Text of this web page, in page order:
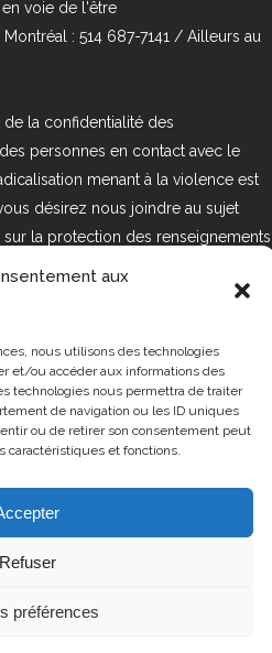
aux
nous utilisons des technologies
et/ou accéder aux informations des
technologies nous permettra de traiter
de navigation ou les ID uniques
ou de retirer son consentement peut
caractéristiques et fonctions.
Refuser
préférences
voie de l'être
Montréal : 514 687-7141 / Ailleurs au
la confidentialité des
personnes en contact avec le
menant à la violence est
désirez nous joindre au sujet
la protection des renseignements
veuillez communiquer avec
: loi25@cprmv.org Pour en savoir